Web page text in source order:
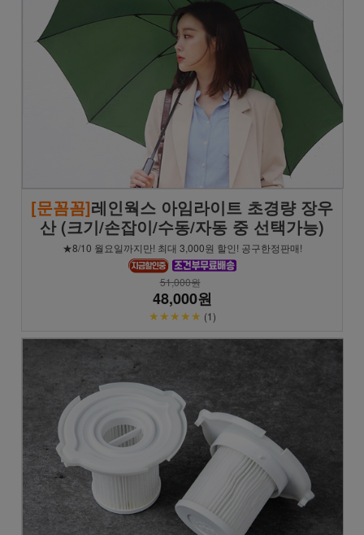
[문꼼꼼]레인웍스 아임라이트 초경량 장우
산 (크기/손잡이/수동/자동 중 선택가능)
★8/10 월요일까지만! 최대 3,000원 할인! 공구한정판매!
51,000원
48,000원
★★★★★ (1)